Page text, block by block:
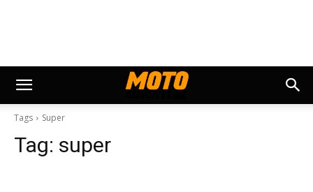
Tags Super
Tag: super